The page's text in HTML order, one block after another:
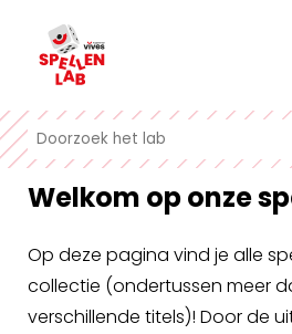
Welkom op onze
Op deze pagina vind je alle
collectie (ondertussen meer
verschillende titels)! Door de